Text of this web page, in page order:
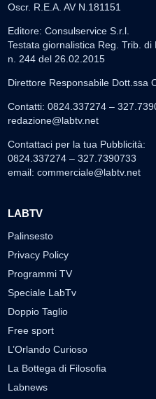
Oscr. R.E.A. AV N.181151
Editore: Consulservice S.r.l.
Testata giornalistica Reg. Trib. di
n. 244 del 26.02.2015
Direttore Responsabile Dott.ssa
Contatti: 0824.337274 –
redazione@labtv.net
Contattaci per la tua Pubblicità:
0824.337274 – 327.7390733
email: commerciale@labtv.net
LABTV
Palinsesto
Privacy Policy
Programmi TV
Speciale LabTv
Doppio Taglio
Free sport
L’Orlando Curioso
La Bottega di Filosofia
Labnews